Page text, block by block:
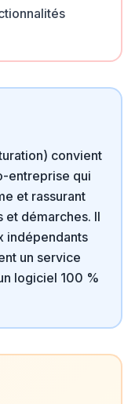
convient
entreprise qui
et rassurant
et démarches. Il
indépendants
un service
logiciel 100 %